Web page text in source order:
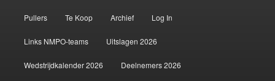
Pullers Te Koop Archief Log In
Links NMPO-teams Uitslagen 2026
Wedstrijdkalender 2026 Deelnemers 2026